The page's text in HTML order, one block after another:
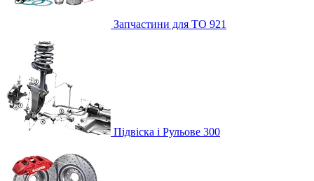
Запчастини для ТО 921
Підвіска і Рульове 300